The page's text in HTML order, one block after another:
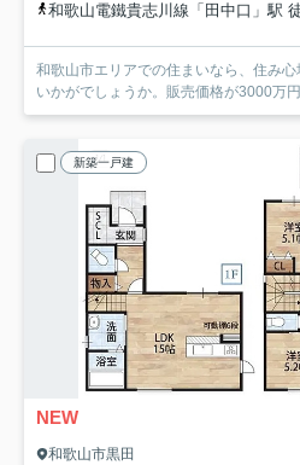
和歌山電鐵貴志川線「田中口」駅
和歌山市エリアでの住まいなら、住み
いかがでしょうか。販売価格が3000万
新築一戸建
NEW
和歌山市黒田